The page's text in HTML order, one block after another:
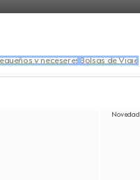
y neceseres Bolsas de Viaje
Novedad